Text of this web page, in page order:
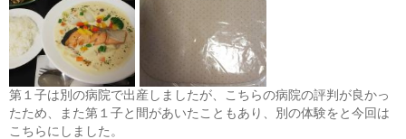
第１子は別の病院で出産しましたが、こちらの病院の評判が良かっ
たため、また第１子と間があいたこともあり、別の体験をと今回は
こちらにしました。